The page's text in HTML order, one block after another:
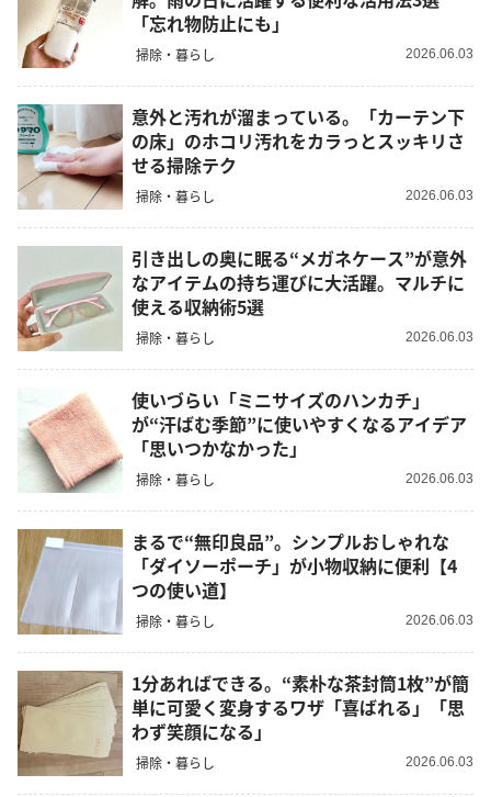
「忘れ物防止にも」
掃除・暮らし 2026.06.03
意外と汚れが溜まっている。「カーテン下
の床」のホコリ汚れをカラっとスッキリさ
せる掃除テク
掃除・暮らし 2026.06.03
引き出しの奥に眠る“メガネケース”が意外
なアイテムの持ち運びに大活躍。マルチに
使える収納術5選
掃除・暮らし 2026.06.03
使いづらい「ミニサイズのハンカチ」
が“汗ばむ季節”に使いやすくなるアイデア
「思いつかなかった」
掃除・暮らし 2026.06.03
まるで“無印良品”。シンプルおしゃれな
「ダイソーポーチ」が小物収納に便利【4
つの使い道】
掃除・暮らし 2026.06.03
1分あればできる。“素朴な茶封筒1枚”が簡
単に可愛く変身するワザ「喜ばれる」「思
わず笑顔になる」
掃除・暮らし 2026.06.03